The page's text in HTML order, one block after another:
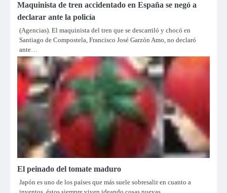
Maquinista de tren accidentado en España se negó a
declarar ante la policía
(Agencias). El maquinista del tren que se descarriló y chocó en
Santiago de Compostela, Francisco José Garzón Amo, no declaró
ante…
El peinado del tomate maduro
Japón es uno de los países que más suele sobresalir en cuanto a